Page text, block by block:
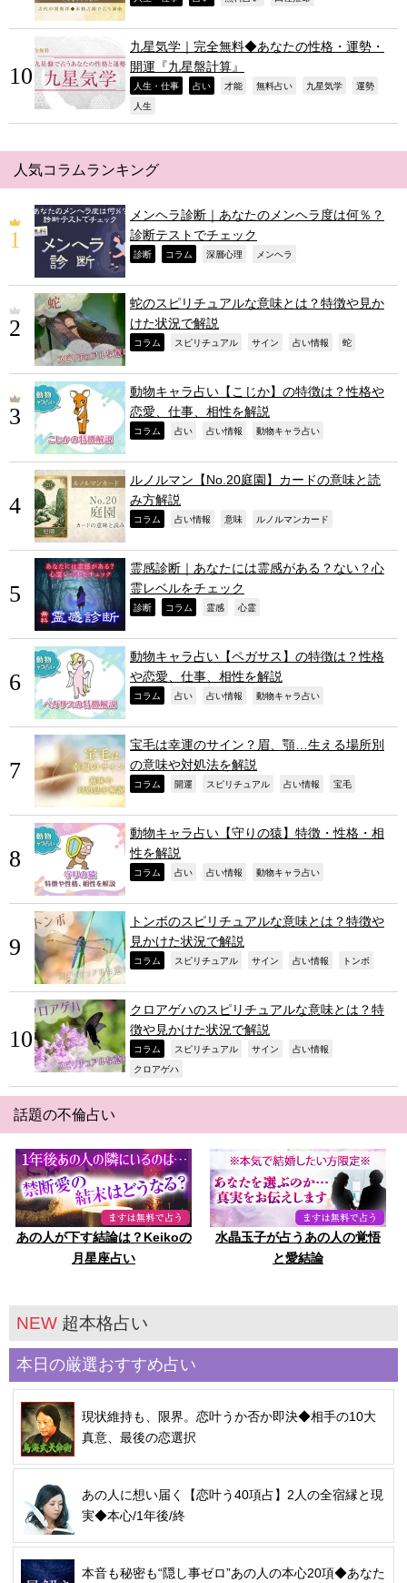
九星気学｜完全無料◆あなたの性格・運勢・
開運『九星盤計算』
人生・仕事 占い 才能 無料占い 九星気学 運勢
人生
人気コラムランキング
メンヘラ診断｜あなたのメンヘラ度は何％？
診断テストでチェック
診断 コラム 深層心理 メンヘラ
蛇のスピリチュアルな意味とは？特徴や見か
けた状況で解説
コラム スピリチュアル サイン 占い情報 蛇
動物キャラ占い【こじか】の特徴は？性格や
恋愛、仕事、相性を解説
コラム 占い 占い情報 動物キャラ占い
ルノルマン【No.20庭園】カードの意味と読
み方解説
コラム 占い情報 意味 ルノルマンカード
霊感診断｜あなたには霊感がある？ない？心
霊レベルをチェック
診断 コラム 霊感 心霊
動物キャラ占い【ペガサス】の特徴は？性格
や恋愛、仕事、相性を解説
コラム 占い 占い情報 動物キャラ占い
宝毛は幸運のサイン？眉、顎…生える場所別
の意味や対処法を解説
コラム 開運 スピリチュアル 占い情報 宝毛
動物キャラ占い【守りの猿】特徴・性格・相
性を解説
コラム 占い 占い情報 動物キャラ占い
トンボのスピリチュアルな意味とは？特徴や
見かけた状況で解説
コラム スピリチュアル サイン 占い情報 トンボ
クロアゲハのスピリチュアルな意味とは？特
徴や見かけた状況で解説
コラム スピリチュアル サイン 占い情報
クロアゲハ
話題の不倫占い
あの人が下す結論は？Keikoの
月星座占い
水晶玉子が占うあの人の覚悟
と愛結論
NEW 超本格占い
本日の厳選おすすめ占い
現状維持も、限界。恋叶うか否か即決◆相手の10大
真意、最後の恋選択
あの人に想い届く【恋叶う40項占】2人の全宿縁と現
実◆本心/1年後/終
本音も秘密も“隠し事ゼロ”あの人の本心20項◆あなた